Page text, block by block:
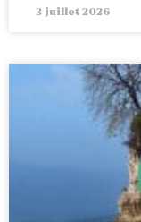
3 juillet 2026